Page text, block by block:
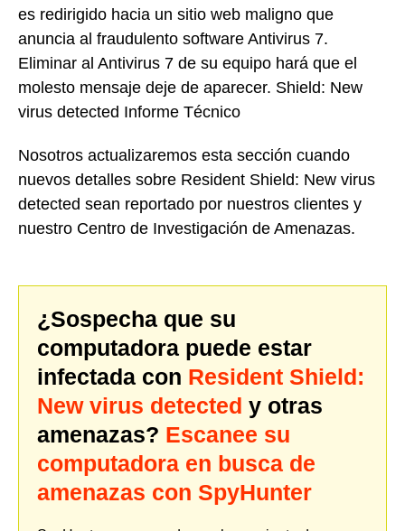
es redirigido hacia un sitio web maligno que
anuncia al fraudulento software Antivirus 7.
Eliminar al Antivirus 7 de su equipo hará que el
molesto mensaje deje de aparecer. Shield: New
virus detected Informe Técnico
Nosotros actualizaremos esta sección cuando
nuevos detalles sobre Resident Shield: New virus
detected sean reportado por nuestros clientes y
nuestro Centro de Investigación de Amenazas.
¿Sospecha que su
computadora puede estar
infectada con Resident Shield:
New virus detected y otras
amenazas? Escanee su
computadora en busca de
amenazas con SpyHunter